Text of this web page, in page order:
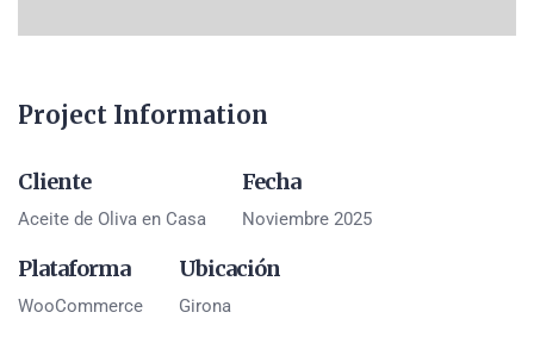
Project Information
Cliente
Aceite de Oliva en Casa
Fecha
Noviembre 2025
Plataforma
WooCommerce
Ubicación
Girona